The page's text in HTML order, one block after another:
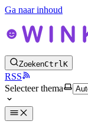
Ga naar inhoud
ZoekenCtrlK
RSS
Selecteer thema